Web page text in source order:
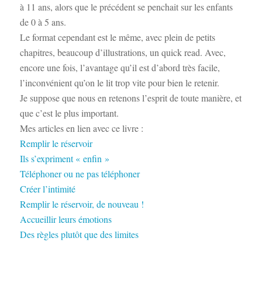
à 11 ans, alors que le précédent se penchait sur les enfants
de 0 à 5 ans.
Le format cependant est le même, avec plein de petits
chapitres, beaucoup d’illustrations, un quick read. Avec,
encore une fois, l’avantage qu’il est d’abord très facile,
l’inconvénient qu’on le lit trop vite pour bien le retenir.
Je suppose que nous en retenons l’esprit de toute manière, et
que c’est le plus important.
Mes articles en lien avec ce livre :
Remplir le réservoir
Ils s’expriment « enfin »
Téléphoner ou ne pas téléphoner
Créer l’intimité
Remplir le réservoir, de nouveau !
Accueillir leurs émotions
Des règles plutôt que des limites